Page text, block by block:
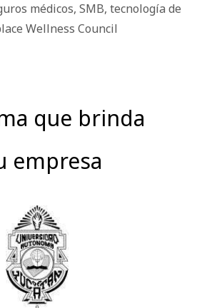
médicos, SMB, tecnología de
Wellness Council
que brinda
empresa